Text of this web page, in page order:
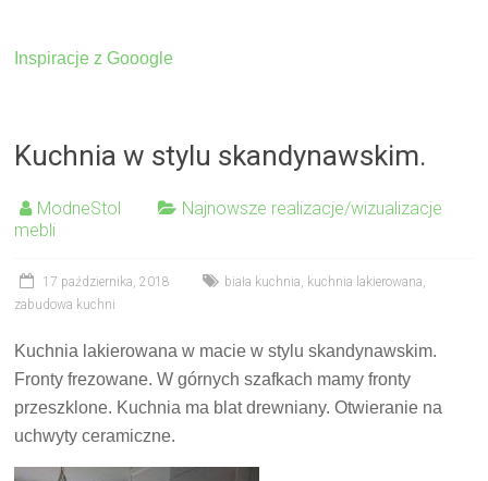
Inspiracje z Gooogle
Kuchnia w stylu skandynawskim.
ModneStol
Najnowsze realizacje/wizualizacje
mebli
17 października, 2018 biała kuchnia, kuchnia lakierowana,
zabudowa kuchni
Kuchnia lakierowana w macie w stylu skandynawskim.
Fronty frezowane. W górnych szafkach mamy fronty
przeszklone. Kuchnia ma blat drewniany. Otwieranie na
uchwyty ceramiczne.